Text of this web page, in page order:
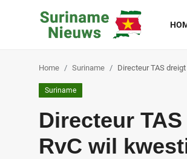
Buitenland
Home Suriname Directeur TAS
Suriname
Directeur
RvC wil